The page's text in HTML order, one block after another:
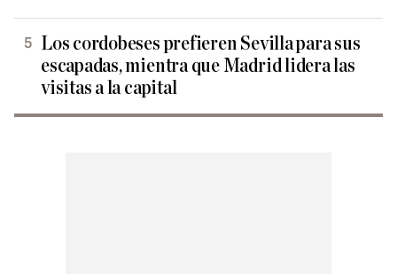
Los cordobeses prefieren Sevilla para sus
escapadas, mientra que Madrid lidera las
visitas a la capital